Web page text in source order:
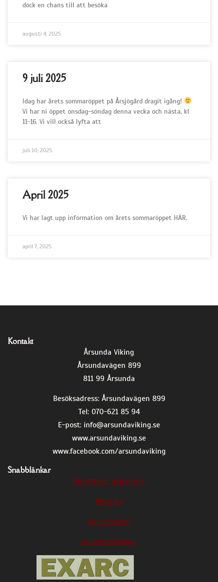
dock en chans till att besöka
augusti 4, 2025
9 juli 2025
Idag har årets sommaröppet på Årsjögård dragit igång!
Vi har ni öppet onsdag-söndag denna vecka och nästa, kl
11-16. Vi vill också lyfta att
juli 10, 2025
April 2025
Vi har lagt upp information om årets sommaröppet HÄR.
april 7, 2025
Kontakt
Årsunda Viking
Årsundavägen 899
811 99 Årsunda
Besöksadress: Årsundavägen 899
Tel: 070-621 85 94
E-post: info@arsundaviking.se
www.arsundaviking.se
www.facebook.com/arsundaviking
Snabblänkar
Öppettider och priser
Hitta hit
Kalendarium
Integritetspolicy